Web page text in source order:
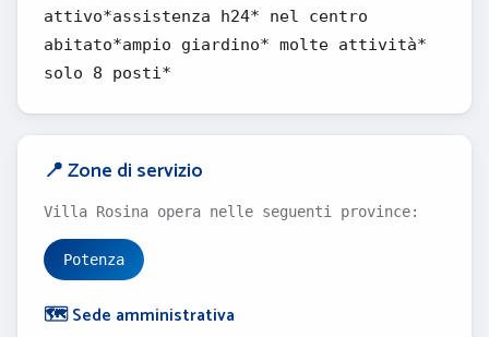
attivo*assistenza h24* nel centro
abitato*ampio giardino* molte attività*
solo 8 posti*
📍 Zone di servizio
Villa Rosina opera nelle seguenti province:
Potenza
🗺️ Sede amministrativa